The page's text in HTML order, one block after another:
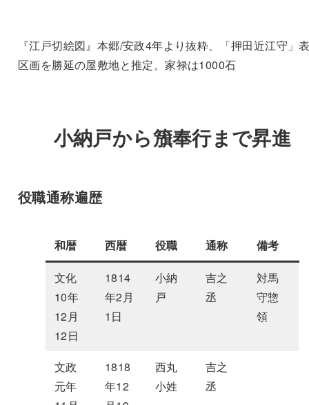
『江戸切絵図』本郷/安政4年より抜粋、「押田近江守」
区画を勝延の屋敷地と推定。家禄は1000石
小納戸から籏奉行まで昇進
役職通称遍歴
和暦 西暦 役職 通称 備考
文化
10年
12月
12日
1814
年2月
1日
小納
戸
吉之
丞
対馬
守惣
領
文政
元年
1818
年12
西丸
小姓
吉之
丞